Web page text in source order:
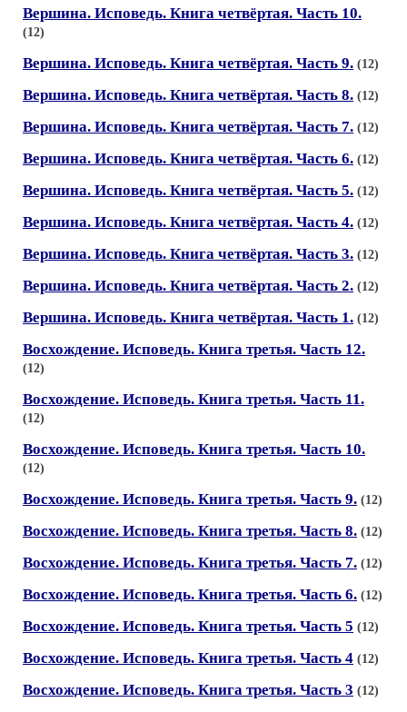
Вершина. Исповедь. Книга четвёртая. Часть 10.
(12)
Вершина. Исповедь. Книга четвёртая. Часть 9. (12)
Вершина. Исповедь. Книга четвёртая. Часть 8. (12)
Вершина. Исповедь. Книга четвёртая. Часть 7. (12)
Вершина. Исповедь. Книга четвёртая. Часть 6. (12)
Вершина. Исповедь. Книга четвёртая. Часть 5. (12)
Вершина. Исповедь. Книга четвёртая. Часть 4. (12)
Вершина. Исповедь. Книга четвёртая. Часть 3. (12)
Вершина. Исповедь. Книга четвёртая. Часть 2. (12)
Вершина. Исповедь. Книга четвёртая. Часть 1. (12)
Восхождение. Исповедь. Книга третья. Часть 12.
(12)
Восхождение. Исповедь. Книга третья. Часть 11.
(12)
Восхождение. Исповедь. Книга третья. Часть 10.
(12)
Восхождение. Исповедь. Книга третья. Часть 9. (12)
Восхождение. Исповедь. Книга третья. Часть 8. (12)
Восхождение. Исповедь. Книга третья. Часть 7. (12)
Восхождение. Исповедь. Книга третья. Часть 6. (12)
Восхождение. Исповедь. Книга третья. Часть 5 (12)
Восхождение. Исповедь. Книга третья. Часть 4 (12)
Восхождение. Исповедь. Книга третья. Часть 3 (12)